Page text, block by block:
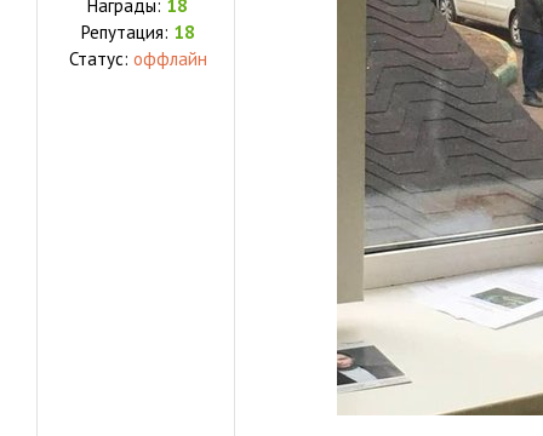
Награды: 18
Репутация: 18
Статус: оффлайн